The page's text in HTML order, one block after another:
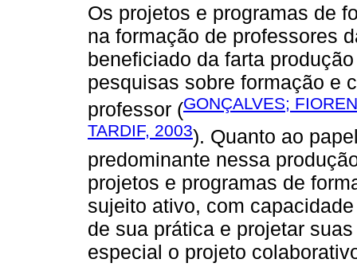
Os projetos e programas de
na formação de professores
beneficiado da farta
pesquisas sobre formação e
professor (GONÇALVES;
TARDIF, 2003). Quanto ao
predominante nessa
projetos e programas de
sujeito ativo, com
de sua prática e projetar
especial o projeto